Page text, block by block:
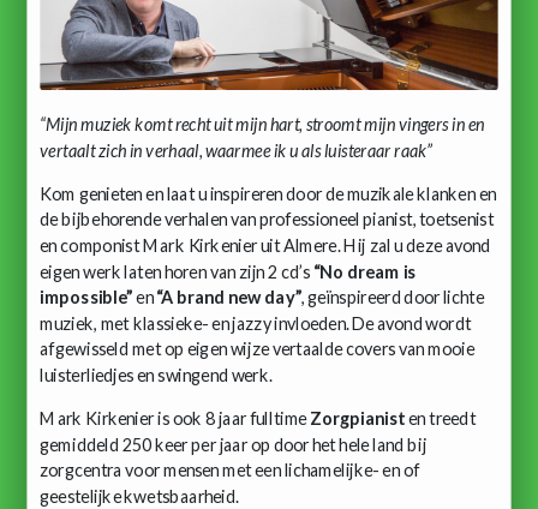
“Mijn muziek komt recht uit mijn hart, stroomt mijn vingers in en
vertaalt zich in verhaal, waarmee ik u als luisteraar raak”
Kom genieten en laat u inspireren door de muzikale klanken en
de bijbehorende verhalen van professioneel pianist, toetsenist
en componist Mark Kirkenier uit Almere. Hij zal u deze avond
eigen werk laten horen van zijn 2 cd’s “No dream is
impossible”en“A brand new day”, geïnspireerd door lichte
muziek, met klassieke- en jazzy invloeden. De avond wordt
afgewisseld met op eigen wijze vertaalde covers van mooie
luisterliedjes en swingend werk.
Mark Kirkenier is ook 8 jaar fulltimeZorgpianisten treedt
gemiddeld 250 keer per jaar op door het hele land bij
zorgcentra voor mensen met een lichamelijke- en of
geestelijke kwetsbaarheid.